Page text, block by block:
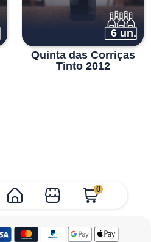
0
6 un.
Quinta das Corriças
Tinto 2012